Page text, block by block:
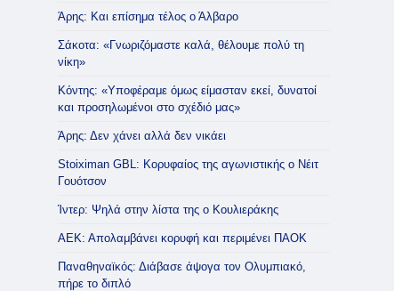
Άρης: Και επίσημα τέλος ο Άλβαρο
Σάκοτα: «Γνωριζόμαστε καλά, θέλουμε πολύ τη
νίκη»
Κόντης: «Υποφέραμε όμως είμασταν εκεί, δυνατοί
και προσηλωμένοι στο σχέδιό μας»
Άρης: Δεν χάνει αλλά δεν νικάει
Stoiximan GBL: Κορυφαίος της αγωνιστικής ο Νέιτ
Γουότσον
Ίντερ: Ψηλά στην λίστα της ο Κουλιεράκης
ΑΕΚ: Απολαμβάνει κορυφή και περιμένει ΠΑΟΚ
Παναθηναϊκός: Διάβασε άψογα τον Ολυμπιακό,
πήρε το διπλό